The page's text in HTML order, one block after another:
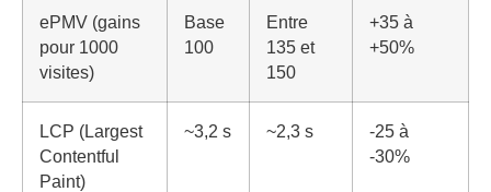
ePMV (gains
pour 1000
visites)
Base
100
Entre
135 et
150
+35 à
+50%
LCP (Largest
Contentful
Paint)
~3,2 s ~2,3 s
-25 à
-30%